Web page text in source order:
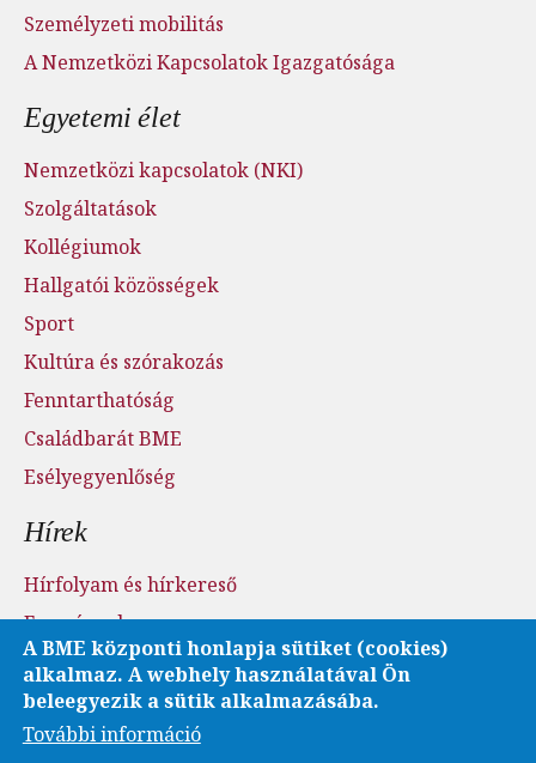
Személyzeti mobilitás
A Nemzetközi Kapcsolatok Igazgatósága
Egyetemi élet
Nemzetközi kapcsolatok (NKI)
Szolgáltatások
Kollégiumok
Hallgatói közösségek
Sport
Kultúra és szórakozás
Fenntarthatóság
Családbarát BME
Esélyegyenlőség
Hírek
Hírfolyam és hírkereső
Események
Sajtószoba - sajtófigyelés
Karrier és pályázatok
Fotó- és videótár
A BME központi honlapja sütiket (cookies)
alkalmaz. A webhely használatával Ön
beleegyezik a sütik alkalmazásába.
További információ